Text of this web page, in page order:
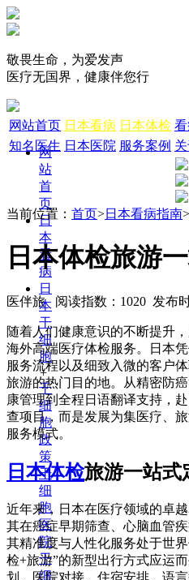
敬畏生命，为爱发声
医疗无国界，健康伴您行
网
站
首
页
日
本
看
病
日
本
干
细
胞
+
干
细
胞
政
策
干
细
胞
医
院
干
细
网站首页 日本看病 日本体检
知名医生 日本医院 服务案例
当前位置： 首页>日本看病指南>
日本体检旅游
医伴旅 阅读指数：1020 发布时
随着人们健康意识的不断提升
海外高端医疗体检服务。日本
服务流程以及细致入微的客户
旅游的热门目的地。从精密防
康管理到全程日语翻译支持，
查项目，而是发展为集医疗、
服务模式。
日本体检旅游一站式
近年来，日本在医疗领域的卓
其在癌症早期筛查、心脑血管
其精准度与人性化服务处于世
检+旅游”的新型出行方式应运
划、医院对接、住宿安排、语